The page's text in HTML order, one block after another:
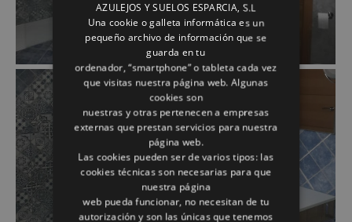
AZULEJOS Y SUELOS ESPARCIA, S.L
Una cookie o galleta informática es un
pequeño archivo de información que se
guarda en tu
ordenador, “smartphone” o tableta cada vez
que visitas nuestra página web. Algunas
cookies son
nuestras y otras pertenecen a empresas
externas que prestan servicios para nuestra
página web.
Las cookies pueden ser de varios tipos: las
cookies técnicas son necesarias para que
nuestra página
web pueda funcionar, no necesitan de tu
autorización y son las únicas que tenemos